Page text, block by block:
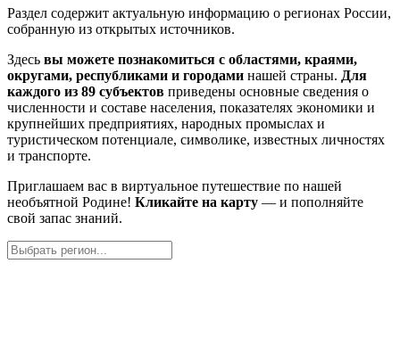
Раздел содержит актуальную информацию о регионах России,
собранную из открытых источников.
Здесь вы можете познакомиться с областями, краями,
округами, республиками и городами нашей страны. Для
каждого из 89 субъектов приведены основные сведения о
численности и составе населения, показателях экономики и
крупнейших предприятиях, народных промыслах и
туристическом потенциале, символике, известных личностях
и транспорте.
Приглашаем вас в виртуальное путешествие по нашей
необъятной Родине! Кликайте на карту — и пополняйте
свой запас знаний.